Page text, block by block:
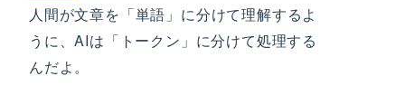
人間が文章を「単語」に分けて理解するよ
うに、AIは「トークン」に分けて処理する
んだよ。